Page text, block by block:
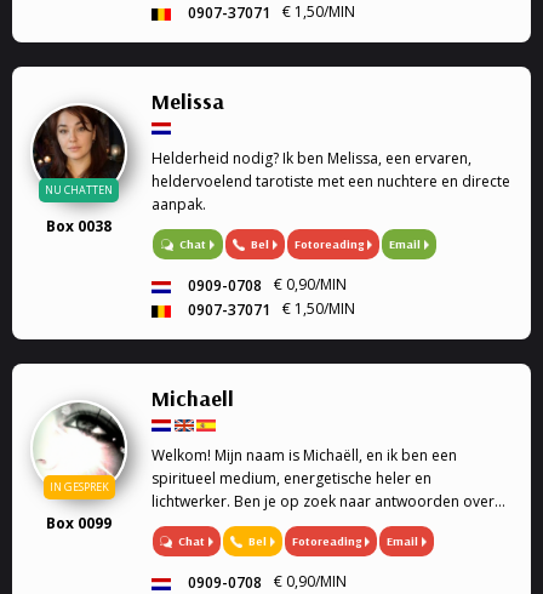
0907-37071
€ 1,50/MIN
NU CHATTEN
Box 0038
Melissa
Helderheid nodig? Ik ben Melissa, een ervaren,
heldervoelend tarotiste met een nuchtere en directe
aanpak.
Chat Bel Fotoreading Email
0909-0708
€ 0,90/MIN
0907-37071
€ 1,50/MIN
IN GESPREK
Box 0099
Michaell
Welkom! Mijn naam is Michaëll, en ik ben een
spiritueel medium, energetische heler en
lichtwerker. Ben je op zoek naar antwoorden over
de liefde, toekomst en spiritualiteit, dan ben je hier
op de juiste plek.
Chat Bel Fotoreading Email
0909-0708
€ 0,90/MIN